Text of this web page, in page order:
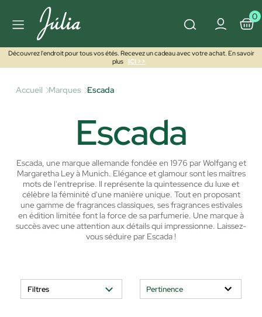
0
Découvrez l'endroit pour tous vos étés. Recevez un cadeau avec votre achat. En savoir
plus
ICI >>
Accueil Marques Escada
Escada
Escada, une marque allemande fondée en 1976 par Wolfgang et
Margaretha Ley à Munich. Elégance et glamour sont les maîtres
mots de l'entreprise. Il représente la quintessence du luxe et
célèbre la féminité d'une manière unique. Tout en proposant
une gamme de fragrances classiques, ses fragrances estivales
en édition limitée font la force de sa parfumerie. Une marque à
succès avec une attention aux détails qui impressionne. Laissez-
vous séduire par Escada !
Filtres